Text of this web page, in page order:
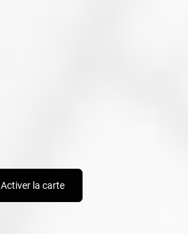
Activer la carte